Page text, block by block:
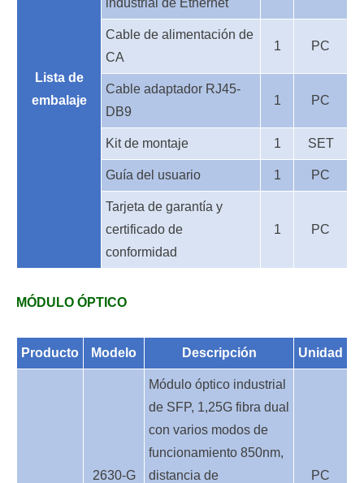
Lista de
embalaje
Cable de alimentación de
CA
1 PC
Cable adaptador RJ45-
DB9
1 PC
Kit de montaje 1 SET
Guía del usuario 1 PC
Tarjeta de garantía y
certificado de
conformidad
1 PC
MÓDULO ÓPTICO
Producto Modelo Descripción Unidad
2630-G
Módulo óptico industrial
de SFP, 1,25G fibra dual
con varios modos de
funcionamiento 850nm,
distancia de
PC